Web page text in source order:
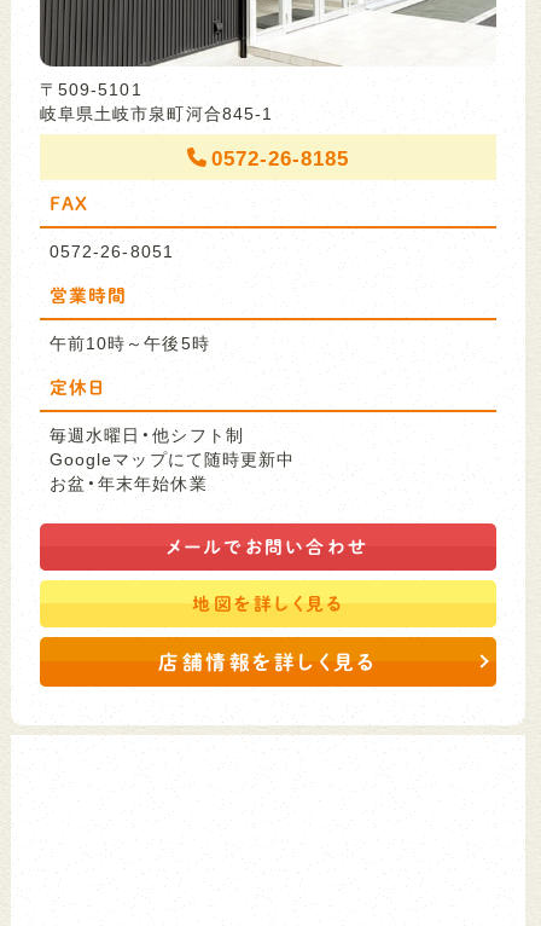
〒509-5101
岐阜県土岐市泉町河合845-1
0572-26-8185
FAX
0572-26-8051
営業時間
午前10時～午後5時
定休日
毎週水曜日・他シフト制
Googleマップにて随時更新中
お盆・年末年始休業
メールで お問い合わせ
地図を詳しく見る
店舗情報を詳しく見る